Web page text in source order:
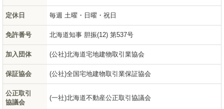
定休日 毎週 土曜・日曜・祝日
免許番号 北海道知事 胆振(12) 第537号
加入団体 (公社)北海道宅地建物取引業協会
保証協会 (公社)全国宅地建物取引業保証協会
公正取引
協議会
(一社)北海道不動産公正取引協議会